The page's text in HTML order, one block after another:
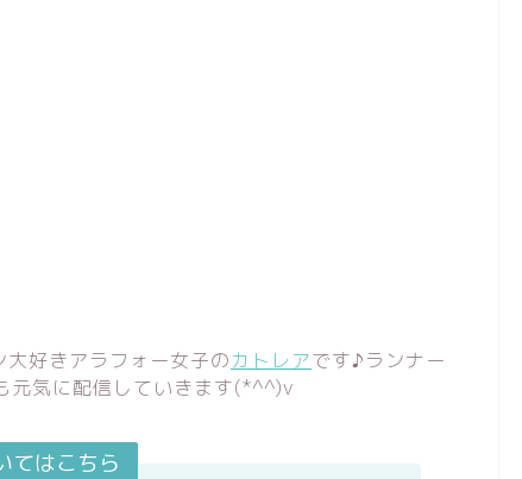
好きアラフォー女子のカトレアです♪ランナー
元気に配信していきます(*^^)v
てはこちら